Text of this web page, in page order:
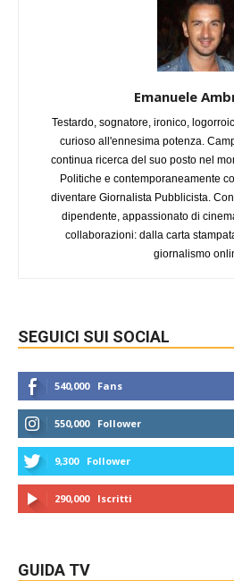
Emanuele
Testardo, sognatore, ironico,
curioso all'ennesima potenza.
continua ricerca del suo posto nel
Politiche e contemporaneamente
diventare Giornalista Pubblicista.
dipendente, appassionato di
collaborazioni: dalla carta
giornalismo
SEGUICI SUI SOCIAL
540,000 Fans
550,000 Follower
9,300 Follower
290,000 Iscritti
GUIDA TV